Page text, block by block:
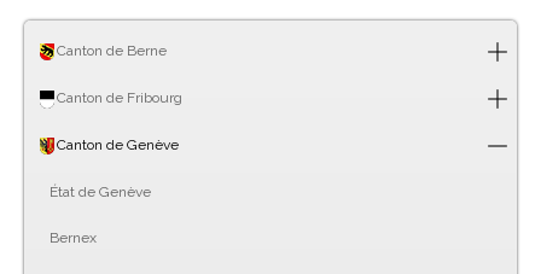
Canton de Berne
Canton de Fribourg
Canton de Genève
État de Genève
Bernex